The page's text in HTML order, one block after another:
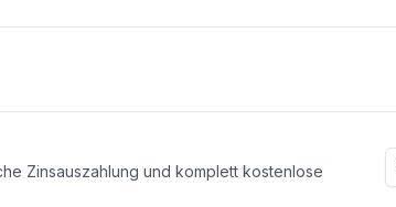
Zinsauszahlung und komplett kostenlose